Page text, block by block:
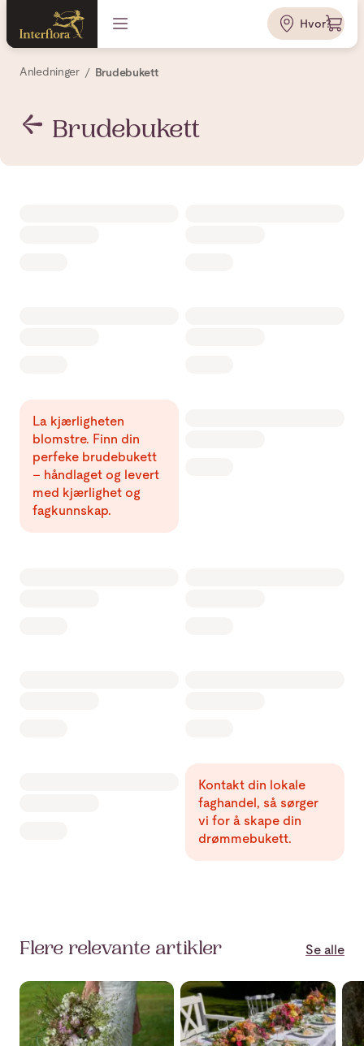
Hvor?
Anledninger Brudebukett
Brudebukett
La kjærligheten
blomstre. Finn din
perfeke brudebukett
– håndlaget og levert
med kjærlighet og
fagkunnskap.
Kontakt din lokale
faghandel, så sørger
vi for å skape din
drømmebukett.
Flere relevante artikler Se alle
Årets brudebukett-trender: Finn den perfekte
Slik dekker du bryllupsbordet